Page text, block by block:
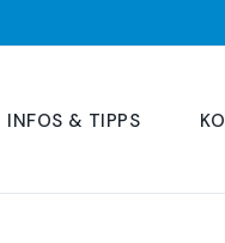
INFOS & TIPPS